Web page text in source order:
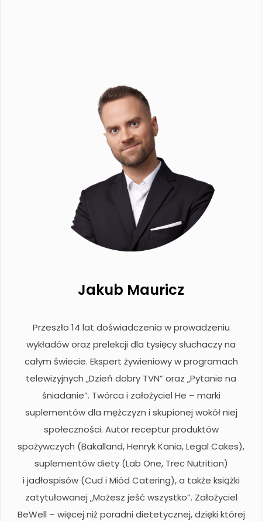
Jakub Mauricz
Przeszło 14 lat doświadczenia w prowadzeniu
wykładów oraz prelekcji dla tysięcy słuchaczy na
całym świecie. Ekspert żywieniowy w programach
telewizyjnych „Dzień dobry TVN” oraz „Pytanie na
śniadanie”. Twórca i założyciel He – marki
suplementów dla mężczyzn i skupionej wokół niej
społeczności. Autor receptur produktów
spożywczych (Bakalland, Henryk Kania, Legal Cakes),
suplementów diety (Lab One, Trec Nutrition)
i jadłospisów (Cud i Miód Catering), a także książki
zatytułowanej „Możesz jeść wszystko”. Założyciel
BeWell – więcej niż poradni dietetycznej, dzięki której